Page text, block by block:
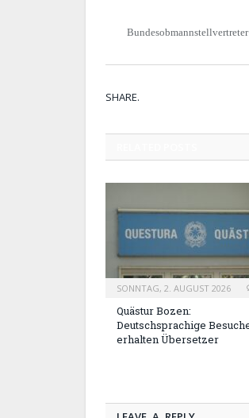
SHARE.
SONNTAG, 2. AUGUST 2026
Quästur Bozen:
Deutschsprachige
erhalten Übersetzer